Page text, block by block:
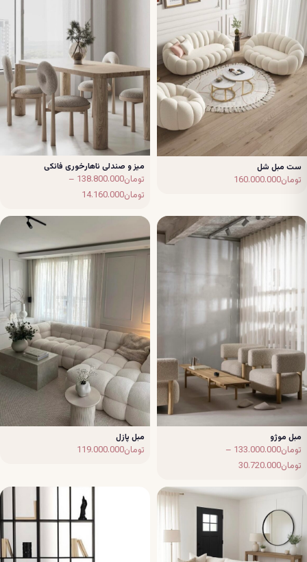
ست مبل شل
تومان160.000.000
میز و صندلی ناهارخوری فانکی
تومان138.800.000
–
تومان14.160.000
تومان14.160.000
through
تومان138.800.000
مبل موژو
تومان133.000.000
–
تومان30.720.000
Price
تومان30.720.000
through
مبل پازل
تومان119.000.000